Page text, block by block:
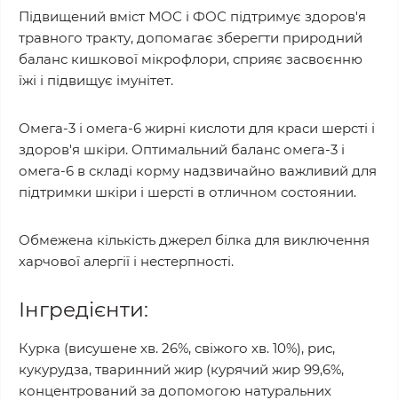
Підвищений вміст МОС і ФОС підтримує здоров'я
травного тракту, допомагає зберегти природний
баланс кишкової мікрофлори, сприяє засвоєнню
їжі і підвищує імунітет.
Омега-3 і омега-6 жирні кислоти для краси шерсті і
здоров'я шкіри. Оптимальний баланс омега-3 і
омега-6 в складі корму надзвичайно важливий для
підтримки шкіри і шерсті в отличном состоянии.
Обмежена кількість джерел білка для виключення
харчової алергії і нестерпності.
Інгредієнти:
Курка (висушене хв. 26%, свіжого хв. 10%), рис,
кукурудза, тваринний жир (курячий жир 99,6%,
концентрований за допомогою натуральних